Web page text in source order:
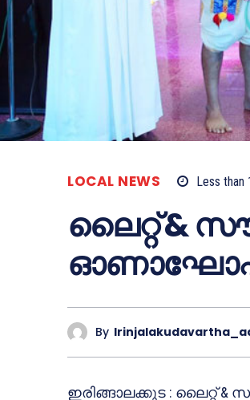
LOCAL NEWS Less than
ലൈറ്റ് &
By
ഇരിങ്ങാലക്കുട : ലൈറ്റ്